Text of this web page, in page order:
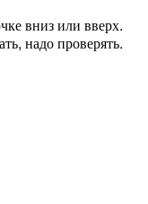
вниз или вверх.
надо проверять.